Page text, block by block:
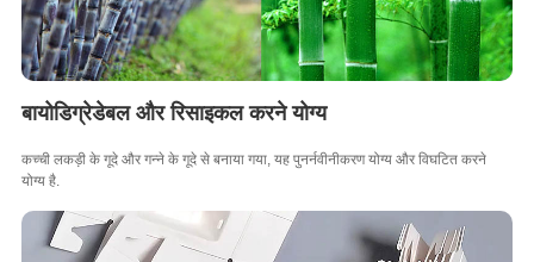
बायोडिग्रेडेबल और रिसाइकल करने योग्य
कच्ची लकड़ी के गूदे और गन्ने के गूदे से बनाया गया, यह पुनर्नवीनीकरण योग्य और विघटित करने
योग्य है.